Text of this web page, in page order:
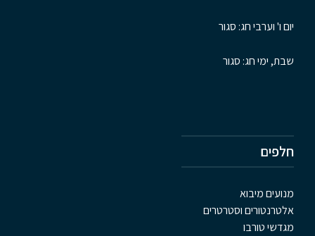
יום ו' וערבי חג: סגור
שבת, ימי חג: סגור
חלפים
מנועים מיבוא
אלטרנטורים וסטרטרים
מגדשי טורבו